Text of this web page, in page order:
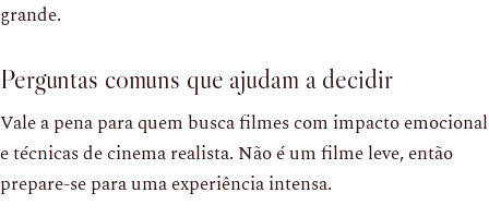
grande.
Perguntas comuns que ajudam a decidir
Vale a pena para quem busca filmes com impacto emocional
e técnicas de cinema realista. Não é um filme leve, então
prepare-se para uma experiência intensa.